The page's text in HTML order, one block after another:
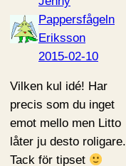
Pappersfågeln
Eriksson
2015-02-10
Vilken kul idé! Har
precis som du inget
emot mello men Litto
låter ju desto roligare.
Tack för tipset